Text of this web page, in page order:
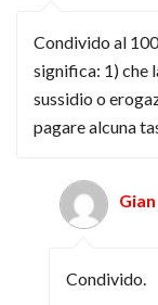
Condivido al
significa: 1) che
sussidio o
pagare alcuna
Condivido.